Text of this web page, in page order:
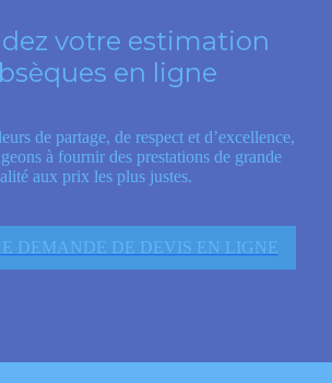
votre estimation
en ligne
de partage, de respect et d’excellence,
à fournir des prestations de grande
aux prix les plus justes.
DEMANDE DE DEVIS EN LIGNE